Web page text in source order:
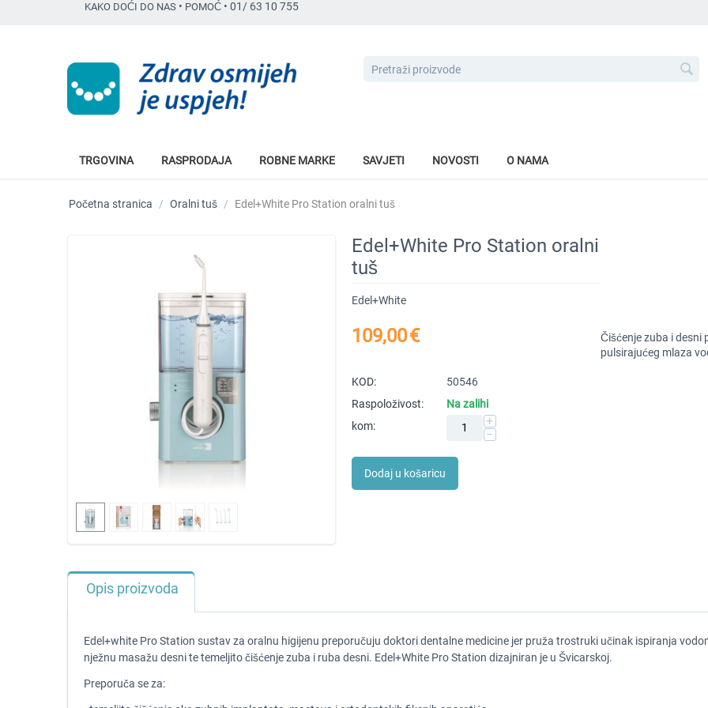
KAKO DOĆI DO NAS • POMOĆ • 01/ 63 10 755
TRGOVINA RASPRODAJA ROBNE MARKE SAVJETI NOVOSTI O NAMA
Početna stranica / Oralni tuš / Edel+White Pro Station oralni tuš
Edel+White Pro Station oralni
tuš
Edel+White
Čišćenje zuba i desni
pulsirajućeg mlaza
109,00€
KOD:
50546
Raspoloživost:
Na zalihi
kom:
+
−
Dodaj u košaricu
Opis proizvoda
Edel+white Pro Station sustav za oralnu higijenu preporučuju doktori dentalne medicine jer pruža trostruki učinak ispiranja
nježnu masažu desni te temeljito čišćenje zuba i ruba desni. Edel+White Pro Station dizajniran je u Švicarskoj.
Preporuča se za: